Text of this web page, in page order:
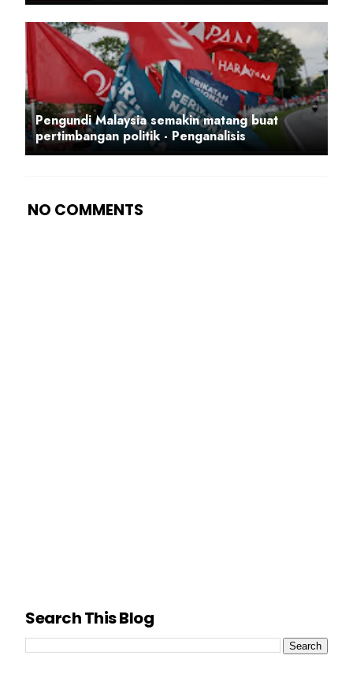
Pengundi Malaysia semakin matang buat
pertimbangan politik - Penganalisis
NO COMMENTS
Search This Blog